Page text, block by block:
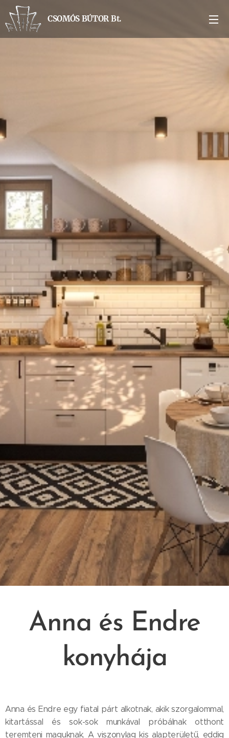
CSOMÓS BÚTOR Bt.
Anna és Endre
konyhája
Anna és Endre egy fiatal párt alkotnak, akik szorgalommal,
kitartással és sok-sok munkával próbálnak otthont
teremteni maguknak. A viszonylag kis alapterületű, eddig